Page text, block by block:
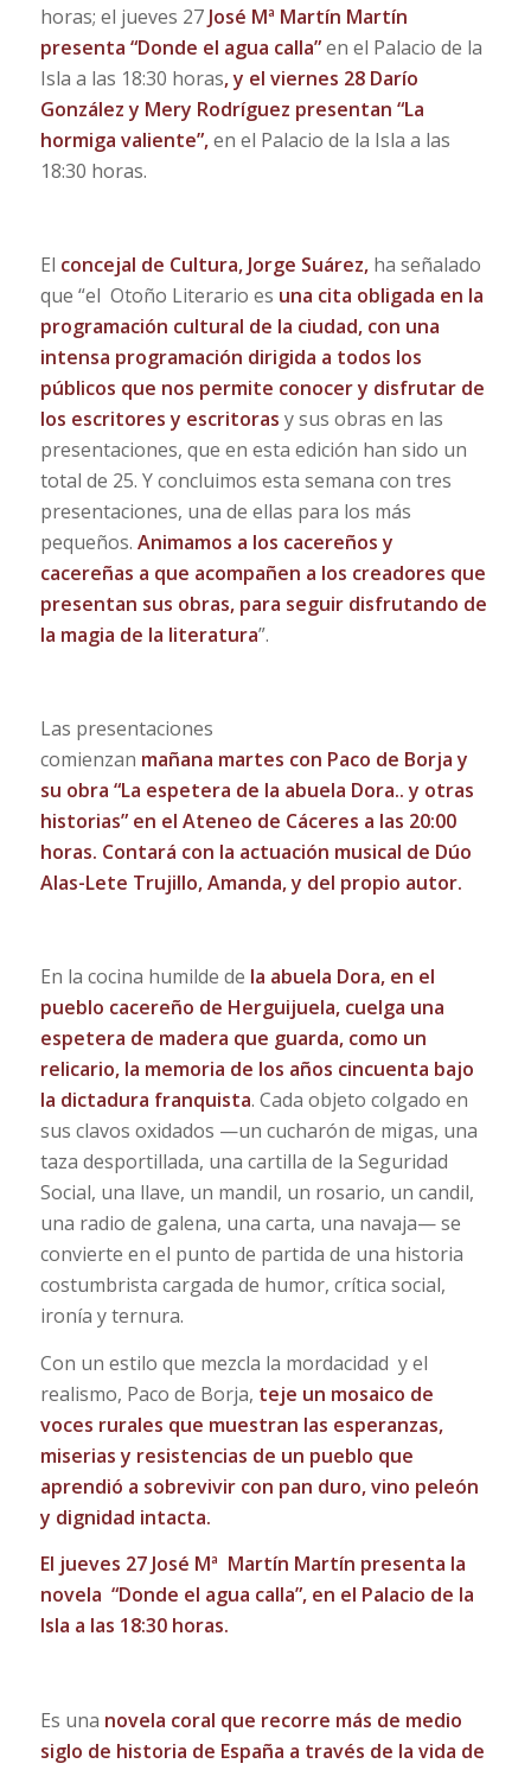
horas; el jueves 27 José Mª Martín Martín
presenta “Donde el agua calla”en el Palacio de la
Isla a las 18:30 horas, y el viernes 28 Darío
González y Mery Rodríguez presentan “La
hormiga valiente”,en el Palacio de la Isla a las
18:30 horas.
El concejal de Cultura, Jorge Suárez,ha señalado
que “el Otoño Literario es una cita obligada en la
programación cultural de la ciudad, con una
intensa programación dirigida a todos los
públicos que nos permite conocer y disfrutar de
los escritores y escritoras y sus obras en las
presentaciones, que en esta edición han sido un
total de 25. Y concluimos esta semana con tres
presentaciones, una de ellas para los más
pequeños. Animamos a los cacereños y
cacereñas a que acompañen a los creadores que
presentan sus obras, para seguir disfrutando de
la magia de la literatura”.
Las presentaciones
comienzan mañana martes con Paco de Borja y
su obra “La espetera de la abuela Dora.. y otras
historias” en el Ateneo de Cáceres a las 20:00
horas. Contará con la actuación musical de Dúo
Alas-Lete Trujillo, Amanda, y del propio autor.
En la cocina humilde de la abuela Dora, en el
pueblo cacereño de Herguijuela, cuelga una
espetera de madera que guarda, como un
relicario, la memoria de los años cincuenta bajo
la dictadura franquista. Cada objeto colgado en
sus clavos oxidados —un cucharón de migas, una
taza desportillada, una cartilla de la Seguridad
Social, una llave, un mandil, un rosario, un candil,
una radio de galena, una carta, una navaja— se
convierte en el punto de partida de una historia
costumbrista cargada de humor, crítica social,
ironía y ternura.
Con un estilo que mezcla la mordacidad y el
realismo, Paco de Borja, teje un mosaico de
voces rurales que muestran las esperanzas,
miserias y resistencias de un pueblo que
aprendió a sobrevivir con pan duro, vino peleón
y dignidad intacta.
El jueves 27 José Mª Martín Martín presenta la
novela “Donde el agua calla”, en el Palacio de la
Isla a las 18:30 horas.
Es una novela coral que recorre más de medio
siglo de historia de España a través de la vida de